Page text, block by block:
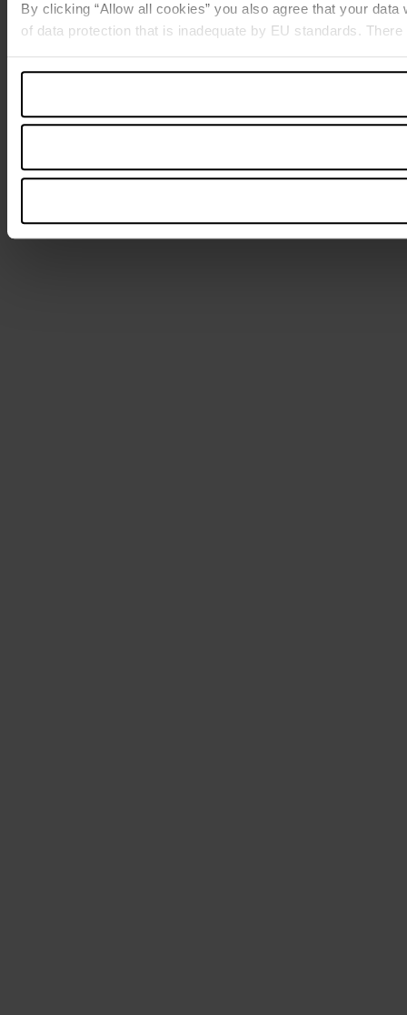
By clicking “Allow all cookies” you also agree that your
of data protection that is inadequate by EU standards.